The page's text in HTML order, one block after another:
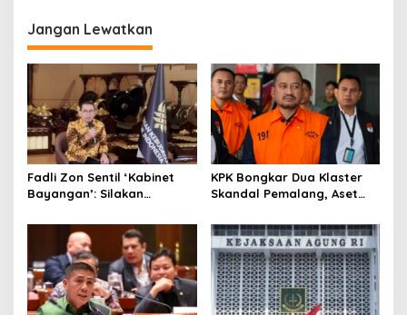
g
a
s
i
p
o
s
Jangan Lewatkan
Fadli Zon Sentil ‘Kabinet
Bayangan’: Silakan
Sekadar Bayangan
KPK Bongkar Dua Klaster
Skandal Pemalang, Aset
Penyidik